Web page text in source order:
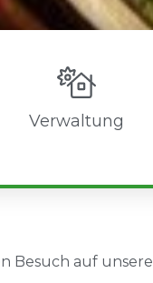
Verwaltung
Besuch auf